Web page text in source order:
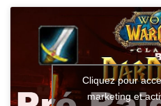
Cliquez pour
marketing et